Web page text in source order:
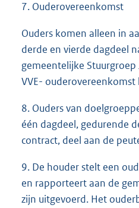
7. Ouderovereenkomst
Ouders komen alleen in
derde en vierde dagdeel
gemeentelijke
VVE-
8. Ouders van
één dagdeel, gedurende
contract, deel aan de
9. De houder stelt een
en rapporteert aan de
zijn uitgevoerd. Het